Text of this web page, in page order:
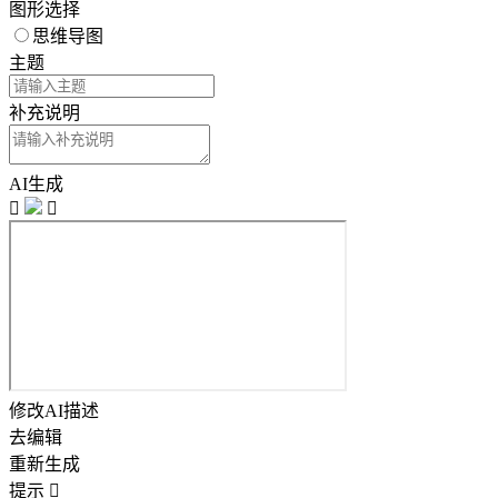
图形选择
思维导图
主题
补充说明
AI生成


修改AI描述
去编辑
重新生成
提示 